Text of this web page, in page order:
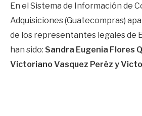
En el Sistema de Información de
Adquisiciones (Guatecompras)
de los representantes legales de
han sido: Sandra Eugenia Flores
Victoriano Vasquez Peréz y